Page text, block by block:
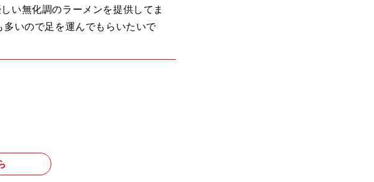
い無化調のラーメンを提供してま
いので足を運んでもらいたいで